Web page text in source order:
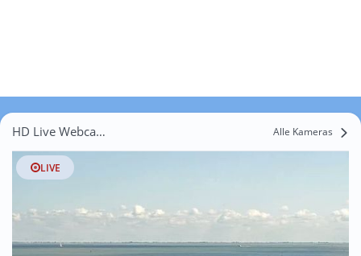
HD Live Webcams Osterihlienworth Alle Kameras
LIVE